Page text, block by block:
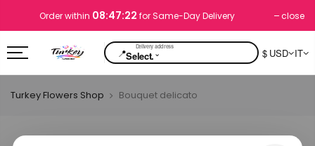
Order within 08:47:22 for Same-Day Delivery close
📍Select.⌄ $ USD IT
Turkey Flowers Shop Bouquet delicato